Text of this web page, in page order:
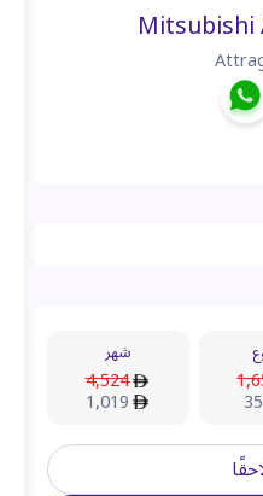
شهر
4,524
1,019